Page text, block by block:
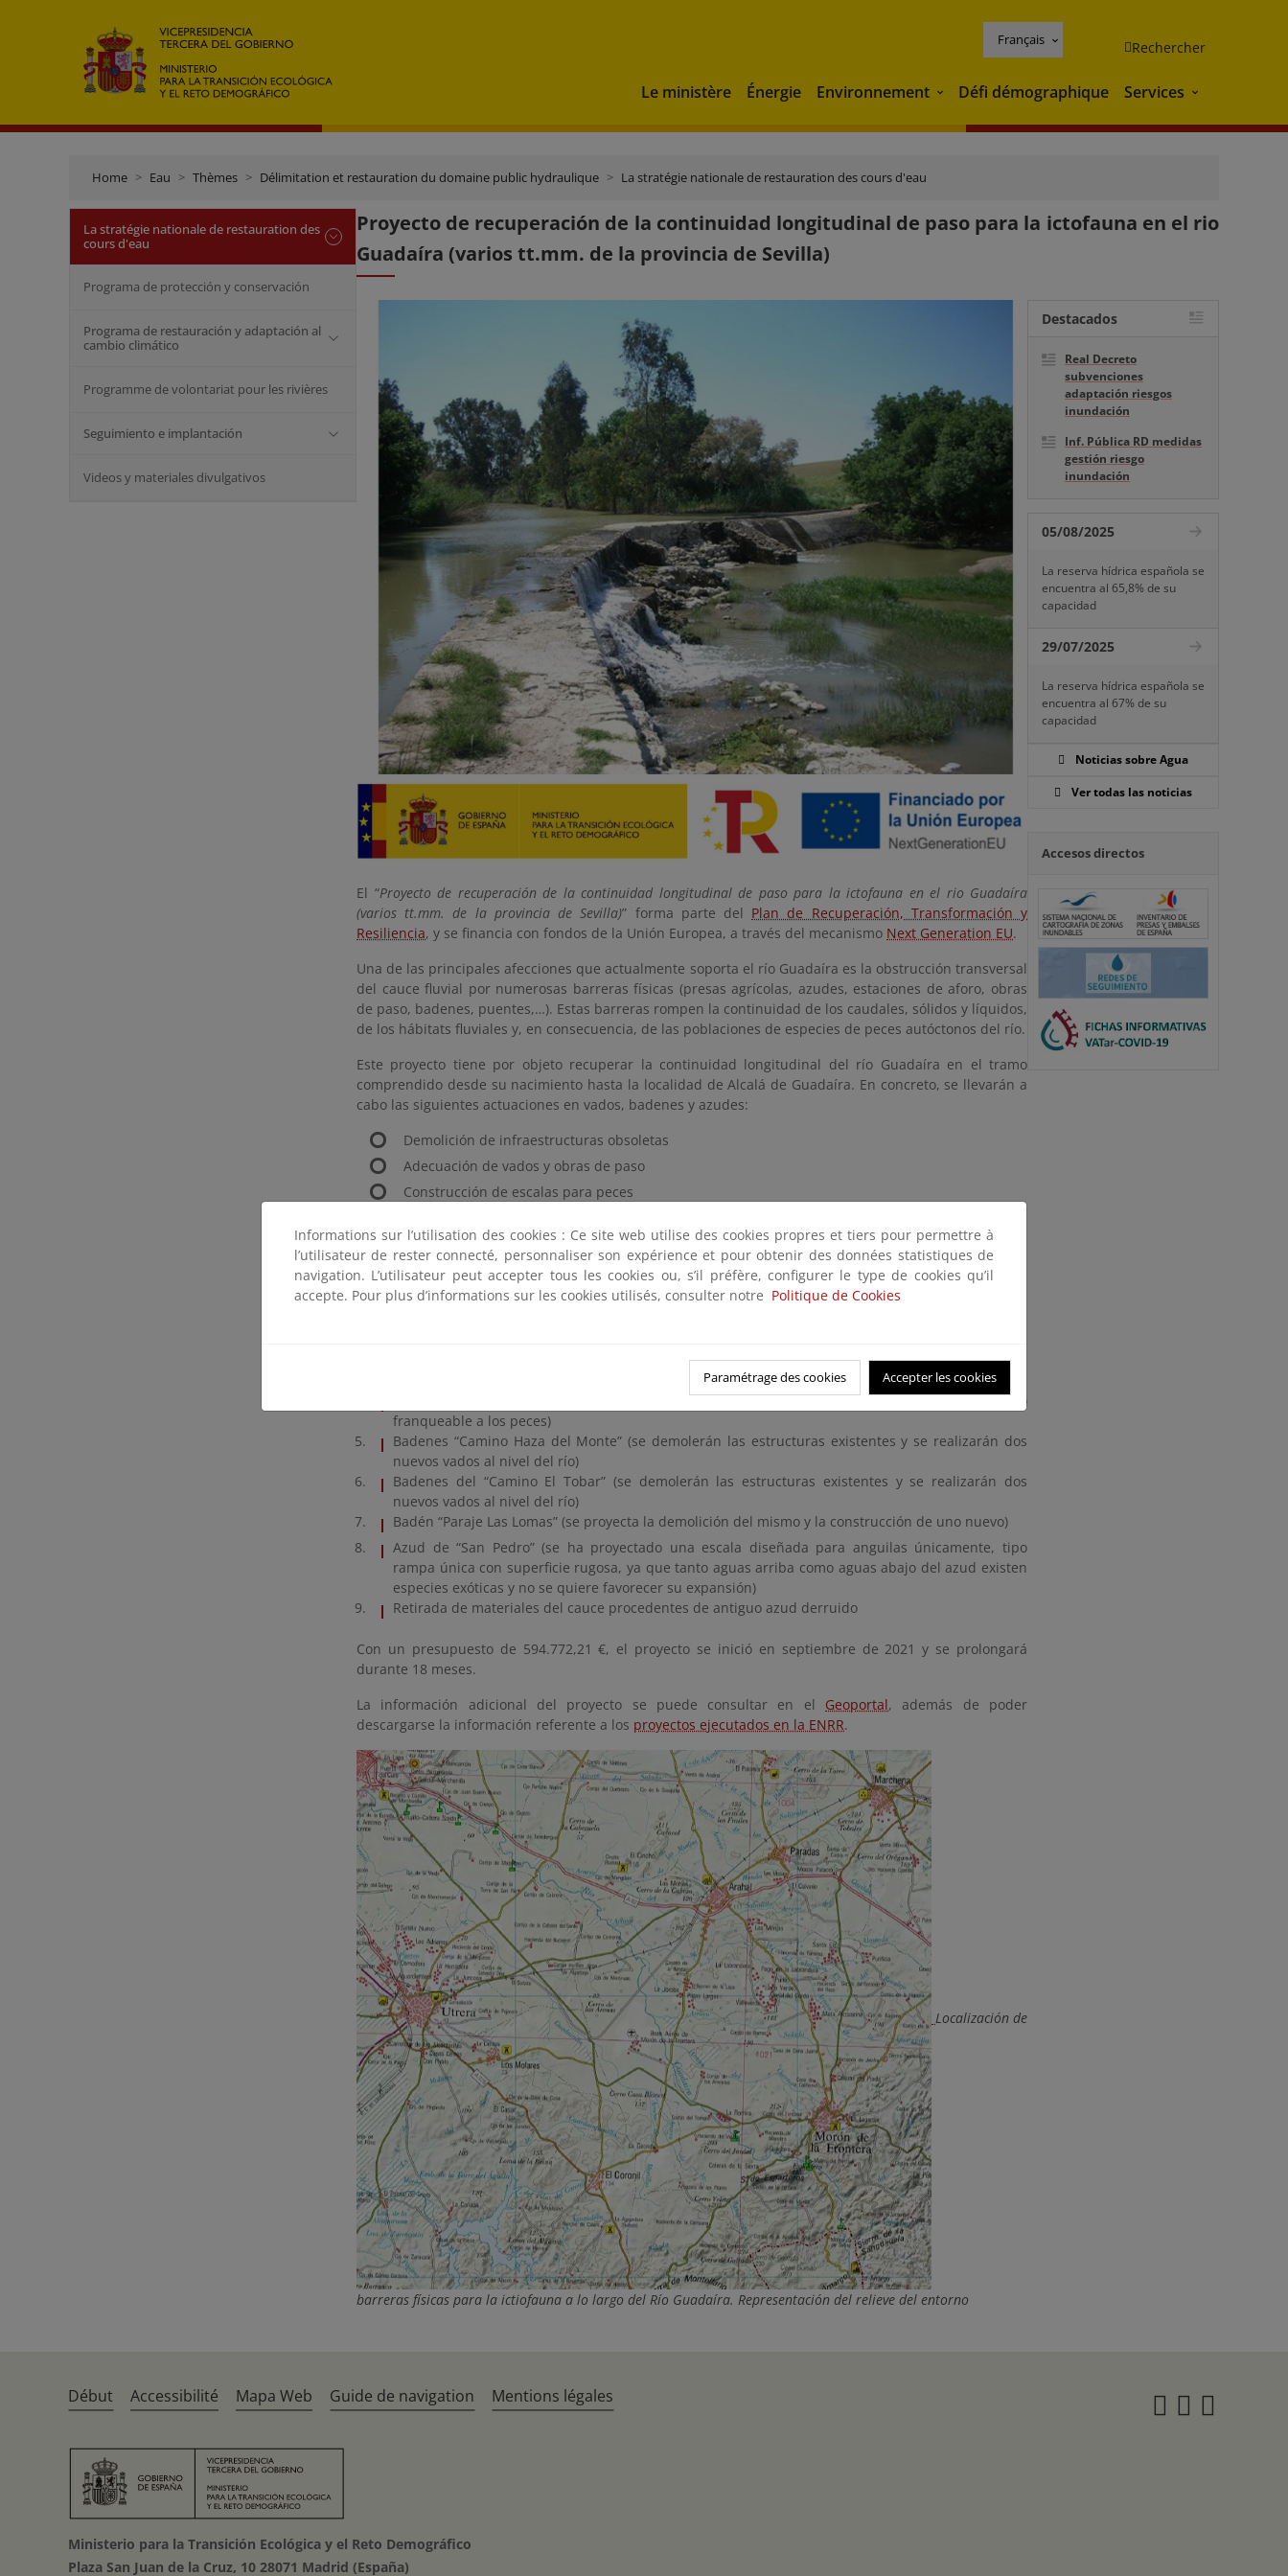
Français Rechercher
Le ministère Énergie Environnement Environnement
Défi démographique Services Services
Home Eau Thèmes Délimitation et restauration du domaine public hydraulique La stratégie nationale de restauration des cours d'eau
La stratégie nationale de restauration des
cours d'eau
Programa de protección y conservación
Programa de restauración y adaptación al
cambio climático
Programme de volontariat pour les rivières
Seguimiento e implantación
Videos y materiales divulgativos
Proyecto de recuperación de la continuidad longitudinal de paso para la ictofauna en el rio
Guadaíra (varios tt.mm. de la provincia de Sevilla)
El “Proyecto de recuperación de la continuidad longitudinal de paso para la ictofauna en el rio Guadaíra
(varios tt.mm. de la provincia de Sevilla)” forma parte del Plan de Recuperación, Transformación y
Resiliencia, y se financia con fondos de la Unión Europea, a través del mecanismo Next Generation EU.
Una de las principales afecciones que actualmente soporta el río Guadaíra es la obstrucción transversal
del cauce fluvial por numerosas barreras físicas (presas agrícolas, azudes, estaciones de aforo, obras
de paso, badenes, puentes,…). Estas barreras rompen la continuidad de los caudales, sólidos y líquidos,
de los hábitats fluviales y, en consecuencia, de las poblaciones de especies de peces autóctonos del río.
Este proyecto tiene por objeto recuperar la continuidad longitudinal del río Guadaíra en el tramo
comprendido desde su nacimiento hasta la localidad de Alcalá de Guadaíra. En concreto, se llevarán a
cabo las siguientes actuaciones en vados, badenes y azudes:
Demolición de infraestructuras obsoletas
Adecuación de vados y obras de paso
Construcción de escalas para peces
En total, se actuará sobre 9 de las barreras identificadas. En particular:
Vado inundable del “Cortijo de Balbuán” (se demolerá la estructura existente y se realizará un
Azud “El Morillo” (se proyecta la demolición completa de este azud y la excavación de los
Vado de “El Morillo” con rampa de piedras (se construirá una rampa de piedras para hacerlo
franqueable a los peces)
Badenes “Camino Haza del Monte” (se demolerán las estructuras existentes y se realizarán dos
nuevos vados al nivel del río)
Badenes del “Camino El Tobar” (se demolerán las estructuras existentes y se realizarán dos
nuevos vados al nivel del río)
Badén “Paraje Las Lomas” (se proyecta la demolición del mismo y la construcción de uno nuevo)
Azud de “San Pedro” (se ha proyectado una escala diseñada para anguilas únicamente, tipo
rampa única con superficie rugosa, ya que tanto aguas arriba como aguas abajo del azud existen
especies exóticas y no se quiere favorecer su expansión)
Retirada de materiales del cauce procedentes de antiguo azud derruido
Con un presupuesto de 594.772,21 €, el proyecto se inició en septiembre de 2021 y se prolongará
durante 18 meses.
La información adicional del proyecto se puede consultar en el Geoportal, además de poder
descargarse la información referente a los proyectos ejecutados en la ENRR.
Localización de
barreras físicas para la ictiofauna a lo largo del Río Guadaíra. Representación del relieve del entorno
Destacados
Real Decreto
subvenciones
adaptación riesgos
inundación
Inf. Pública RD medidas
gestión riesgo
inundación
05/08/2025
La reserva hídrica española se
encuentra al 65,8% de su
capacidad
29/07/2025
La reserva hídrica española se
encuentra al 67% de su
capacidad
Noticias sobre Agua
Ver todas las noticias
Accesos directos
Informations sur l’utilisation des cookies : Ce site web utilise des cookies propres et tiers pour permettre à
l’utilisateur de rester connecté, personnaliser son expérience et pour obtenir des données statistiques de
navigation. L’utilisateur peut accepter tous les cookies ou, s’il préfère, configurer le type de cookies qu’il
accepte. Pour plus d’informations sur les cookies utilisés, consulter notre Politique de Cookies
Paramétrage des cookies Accepter les cookies
Début Accessibilité Mapa Web Guide de navigation Mentions légales Twitter
Ministerio para la Transición Ecológica y el Reto Demográfico
Plaza San Juan de la Cruz, 10 28071 Madrid (España)